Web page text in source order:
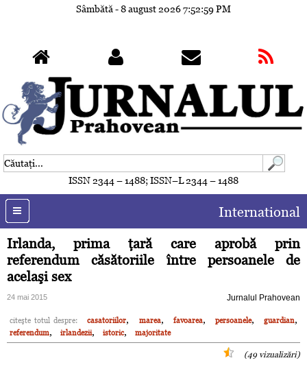
Sâmbătă - 8 august 20267:53:02 PM
ISSN 2344 – 1488; ISSN–L 2344 – 1488
International
Irlanda, prima ţară care aprobă prin
referendum căsătoriile între persoanele de
acelaşi sex
24 mai 2015 Jurnalul Prahovean
citeşte totul despre: casatoriilor, marea, favoarea, persoanele, guardian,
referendum, irlandezii, istoric, majoritate
(49 vizualizări)